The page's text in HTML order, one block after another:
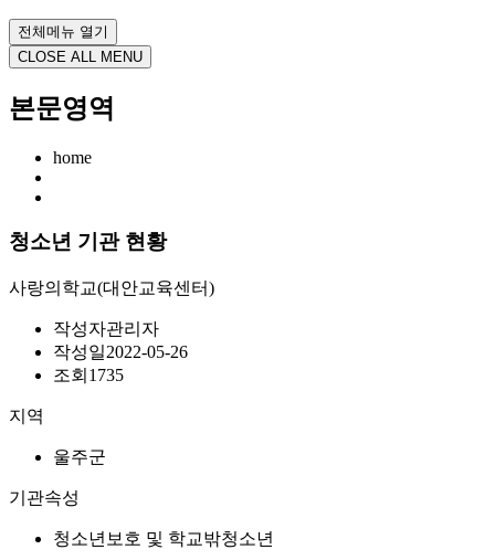
전체메뉴 열기
CLOSE ALL MENU
본문영역
home
청소년 기관 현황
사랑의학교(대안교육센터)
작성자관리자
작성일2022-05-26
조회 1735
지역
울주군
기관속성
청소년보호 및 학교밖청소년